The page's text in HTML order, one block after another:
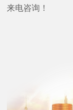
来电咨询！